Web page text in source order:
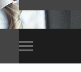
Toggle
mobile